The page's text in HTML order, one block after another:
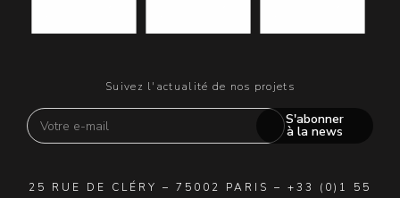
Suivez l'actualité de nos projets
S'abonner
à la news
25 RUE DE CLÉRY – 75002 PARIS – +33 (0)1 55